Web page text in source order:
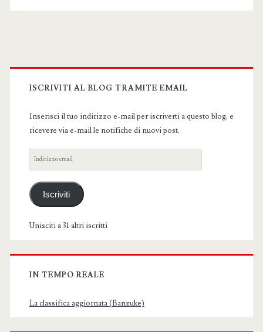
Primary
Sidebar
ISCRIVITI AL BLOG TRAMITE EMAIL
Inserisci il tuo indirizzo e-mail per iscriverti a questo blog, e
ricevere via e-mail le notifiche di nuovi post.
Indirizzo
email
Iscriviti
Unisciti a 31 altri iscritti
IN TEMPO REALE
La classifica aggiornata (Banzuke)